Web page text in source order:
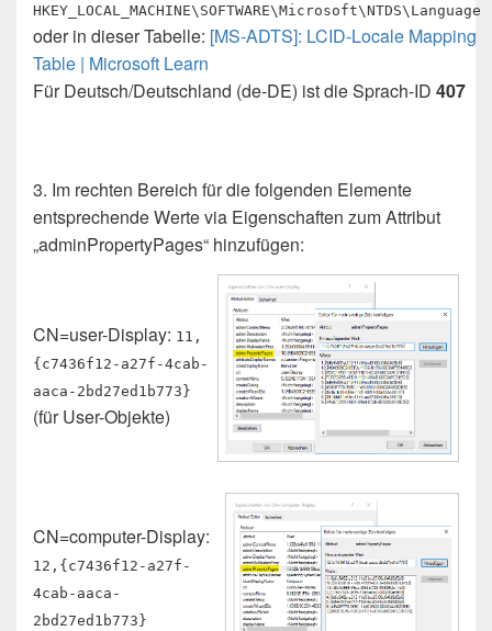
HKEY_LOCAL_MACHINE\SOFTWARE\Microsoft\NTDS\Language
oder in dieser Tabelle: [MS-ADTS]: LCID-Locale Mapping
Table | Microsoft Learn
Für Deutsch/Deutschland (de-DE) ist die Sprach-ID 407
3. Im rechten Bereich für die folgenden Elemente
entsprechende Werte via Eigenschaften zum Attribut
„adminPropertyPages“ hinzufügen:
CN=user-Display: 11,
{c7436f12-a27f-4cab-
aaca-2bd27ed1b773}
(für User-Objekte)
CN=computer-Display:
12,{c7436f12-a27f-
4cab-aaca-
2bd27ed1b773}